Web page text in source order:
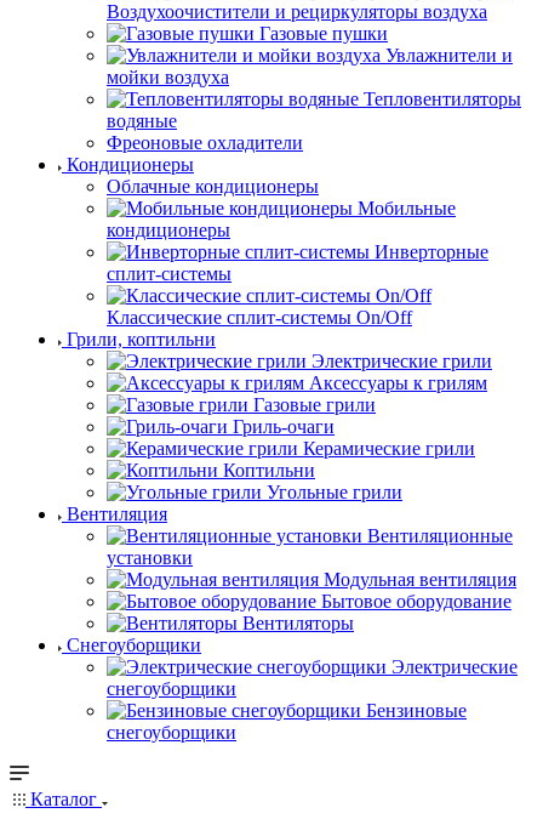
Воздухоочистители и рециркуляторы воздуха
Газовые пушки
Увлажнители и
мойки воздуха
Тепловентиляторы
водяные
Фреоновые охладители
Кондиционеры
Облачные кондиционеры
Мобильные
кондиционеры
Инверторные
сплит-системы
Классические сплит-системы On/Off
Грили, коптильни
Электрические грили
Аксессуары к грилям
Газовые грили
Гриль-очаги
Керамические грили
Коптильни
Угольные грили
Вентиляция
Вентиляционные
установки
Модульная вентиляция
Бытовое оборудование
Вентиляторы
Снегоуборщики
Электрические
снегоуборщики
Бензиновые
снегоуборщики
Каталог